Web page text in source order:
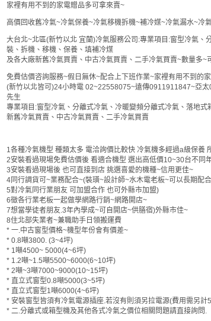
家裡有用不到的家電贈品多可拿來賣~
高價回收舊冷氣~冷氣保養~冷氣移機拆機~補冷媒~冷氣漏水~冷
大台北~北區(新竹以北 宜蘭)冷氣服務公司:專業項目:窗型冷氣
裝、拆機、移機、保養、填補冷煤
及各大廠新舊冷氣買賣、中古冷氣買賣、二手冷氣買賣~數量多~
免費估價咨詢服務~假日無休~配合上下班作業~家裡有用不到的
(新竹以北皆可)24小時電 02~22558075~遠傳0911911847~亞
先生
專業項目:窗型冷氣、分離式冷氣、冷暖變頻分離式冷氣、落地
新舊冷氣買賣、中古冷氣買賣、二手冷氣買賣
1各種冷氣機型 種類太多 電洽詢價比較快 冷氣機多經過a級保養
2安裝看過現場免費估價後 看適合機型 選出高低價10~30台不同
3安裝看過現場後 也可直接到店 挑選喜愛的機種~信用更佳~
4同行調貨可~業務配合~(裝璜~設計師~水木電老板~可以長期配
5對冷氣同行業朋友 可加盟合作 也可外縣市加盟)
6徵各行業老板一起做學網路行銷~網路開店~
7想當學徒者朋友.3年內學成~可自開店~供膳宿)外縣市佳~
8住北部失業者~兼職助手日領搬運費
* 一.中古窗型價格~機型年份會有價差~
* 0.8噸3800. (3~4坪)
* 1噸4500~ 5000(4~6坪)
* 1.2噸~1.5噸5500~6000(6~10坪)
* 2噸~3噸7000~9000(10~15坪)
* 直立式窗型0.8噸5000(3~5坪)
* 直立式窗型1噸6000(4~6坪)
* 安裝窗型皆須有冷氣電源插座.若沒有則須另拉電源(費用需另
* 二.分離式或箱型機及其他各式冷氣之價位相關問題請直接詢問.